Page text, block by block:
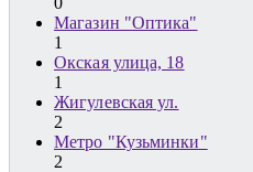
Магазин "Оптика"
1
Окская улица, 18
1
Жигулевская ул.
2
Метро "Кузьминки"
2